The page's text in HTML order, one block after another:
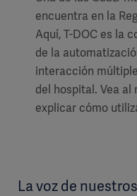
encuentra en la
Aquí, T-DOC es la
de la
interacción
del hospital. Vea
explicar cómo
La voz de